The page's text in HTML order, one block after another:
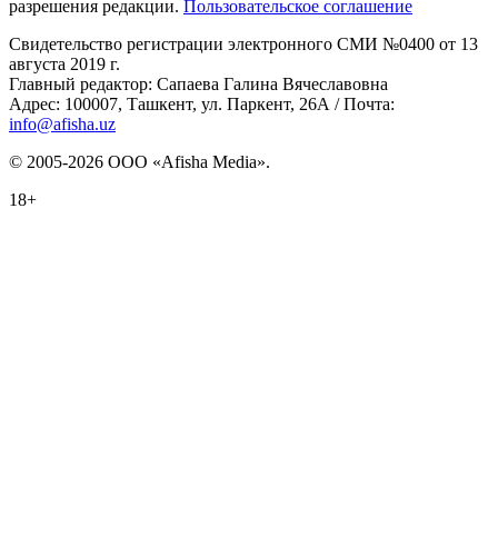
разрешения редакции. Пользовательское соглашение
Свидетельство регистрации электронного СМИ №0400 от 13
августа 2019 г.
Главный редактор: Сапаева Галина Вячеславовна
Адрес: 100007, Ташкент, ул. Паркент, 26А / Почта:
info@afisha.uz
© 2005-2026 ООО «Afisha Media».
18+